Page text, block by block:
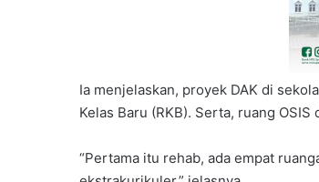
Ia menjelaskan, proyek DAK di
Kelas Baru (RKB). Serta, ruang
“Pertama itu rehab, ada empat